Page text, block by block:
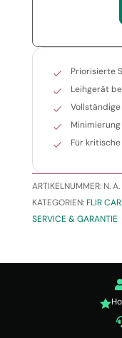
Priorisierte
Leihgerät
Für
ARTIKELNUMMER: N. A.
KATEGORIEN:FLIR
SERVICE & GARANTIE
